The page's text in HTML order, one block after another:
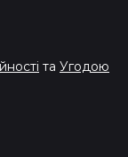
та Угодою